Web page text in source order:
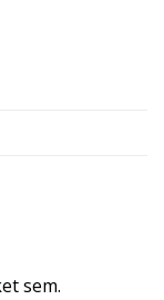
sem.